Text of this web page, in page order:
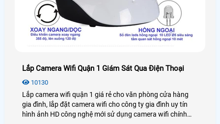
Lắp Camera Wifi Quận 1 Giám Sát Qua Điện Thoại
10130
Lắp camera wifi quận 1 giá rẻ cho văn phòng cửa hàng
gia đình, lắp đặt camera wifi cho công ty gia đình uy tín
hình ảnh HD công nghệ mới sử dụng camera wifi chính